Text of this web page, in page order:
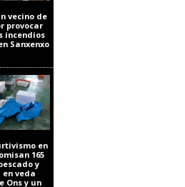
vecino de
provocar
incendios
Sanxenxo
en
165
y
veda
Ons y un